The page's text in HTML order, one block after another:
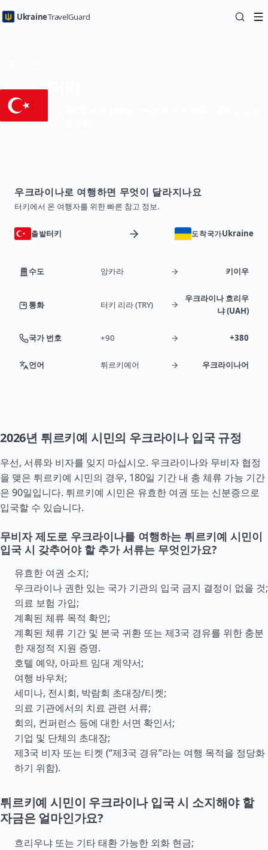
UkraineTravelGuard
우크라이나로 여행하면 무엇이 달라지나요
터키에서 온 여행자를 위한 빠른 참고 정보.
출발터키 도착국가Ukraine
수도 앙카라 키이우
통화 터키 리라 (TRY)
우크라이나 흐리우
냐 (UAH)
국가 번호 +90 +380
언어 튀르키예어 우크라이나어
2026년 튀르키예 시민의 우크라이나 입국 규정
우선, 서류와 비자를 잊지 마십시오. 우크라이나와 무비자 협정
을 맺은 튀르키예 시민의 경우, 180일 기간 내 총 체류 가능 기간
은 90일입니다. 튀르키예 시민은 유효한 여권 또는 신분증으로
입국할 수 있습니다.
무비자 제도로 우크라이나를 여행하는 튀르키예 시민이
입국 시 갖추어야 할 추가 서류는 무엇인가요?
유효한 여권 소지;
우크라이나 권한 있는 국가 기관의 입국 금지 결정이 없을 것;
의료 보험 가입;
계획된 체류 목적 확인;
계획된 체류 기간 및 본국 귀환 또는 제3국 경유를 위한 충분
한 재정적 지원 증명.
호텔 예약, 아파트 임대 계약서;
여행 바우처;
세미나, 전시회, 박람회 초대장/티켓;
의료 기관에서의 치료 관련 서류;
회의, 컨퍼런스 등에 대한 서면 확인서;
기업 및 단체의 초대장;
제3국 비자 또는 티켓 (“제3국 경유”라는 여행 목적을 정당화
하기 위함).
튀르키예 시민이 우크라이나 입국 시 소지해야 할
자금은 얼마인가요?
흐리우냐 또는 기타 태환 가능한 외화 현금;